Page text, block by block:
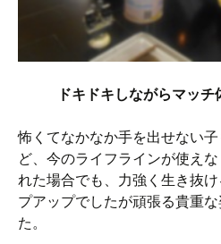
ドキドキしながらマッ
怖くてなかなか手を出せない
ど、今のライフラインが使え
れた場合でも、力強く生き抜
プアップでしたが頑張る貴重
た。